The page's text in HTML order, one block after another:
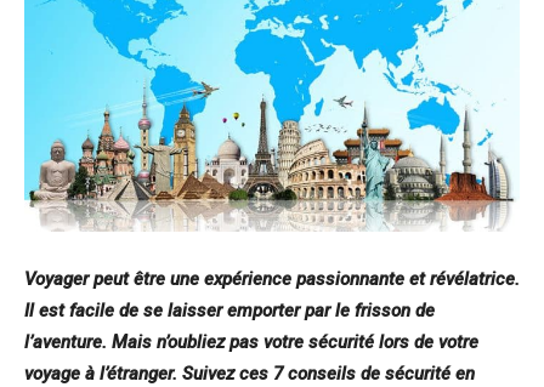
Voyager peut être une expérience passionnante et révélatrice.
Il est facile de se laisser emporter par le frisson de
l’aventure. Mais n’oubliez pas votre sécurité lors de votre
voyage à l’étranger. Suivez ces 7 conseils de sécurité en